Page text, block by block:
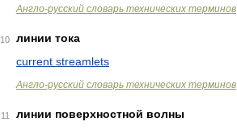
Англо-русский словарь технических терминов
10
линии тока
current streamlets
Англо-русский словарь технических терминов
11
линии поверхностной волны